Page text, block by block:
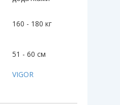
160 - 180 кг
51 - 60 см
VIGOR